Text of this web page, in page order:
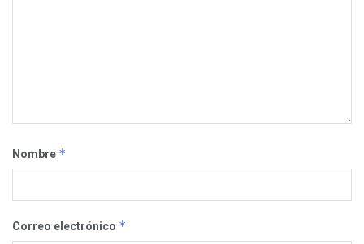
Nombre *
Correo electrónico *